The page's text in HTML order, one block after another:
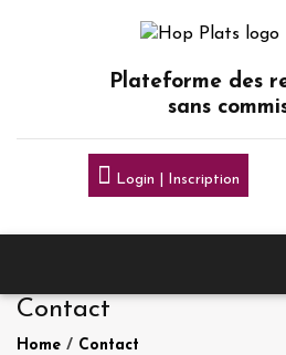
Plateforme des
sans
Login | Inscription
Contact
Home / Contact